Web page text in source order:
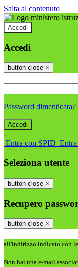
Salta al contenuto
Accedi
Accedi
button close ×
Password dimenticata?
-
Entra con SPID
Seleziona utente
button close ×
Recupero
button close ×
all'indirizzo indicato con
Non hai una e-mail